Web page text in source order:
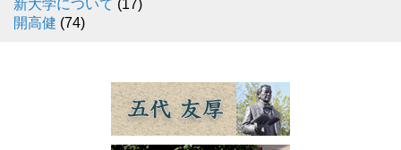
新大学について (17)
開高健 (74)